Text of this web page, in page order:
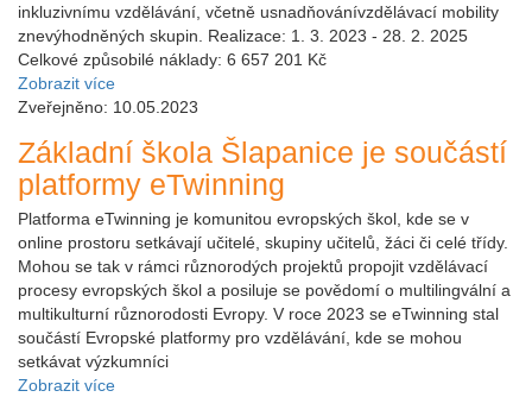
inkluzivnímu vzdělávání, včetně usnadňovánívzdělávací mobility
znevýhodněných skupin. Realizace: 1. 3. 2023 - 28. 2. 2025
Celkové způsobilé náklady: 6 657 201 Kč
Zobrazit více
Zveřejněno: 10.05.2023
Základní škola Šlapanice je součástí
platformy eTwinning
Platforma eTwinning je komunitou evropských škol, kde se v
online prostoru setkávají učitelé, skupiny učitelů, žáci či celé třídy.
Mohou se tak v rámci různorodých projektů propojit vzdělávací
procesy evropských škol a posiluje se povědomí o multilingvální a
multikulturní různorodosti Evropy. V roce 2023 se eTwinning stal
součástí Evropské platformy pro vzdělávání, kde se mohou
setkávat výzkumníci
Zobrazit více